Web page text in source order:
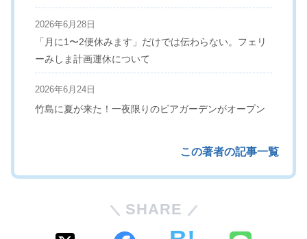
2026年6月28日
「月に1〜2便休みます」だけでは伝わらない。フェリ
ーみしま計画運休について
2026年6月24日
竹島に夏が来た！一夜限りのビアガーデンがオープン
この著者の記事一覧
SHARE